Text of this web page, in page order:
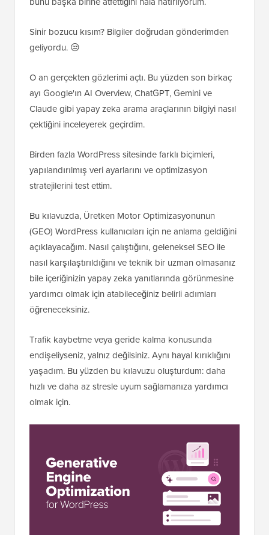
Sinir bozucu kısım? Bilgiler doğrudan gönderimden
geliyordu. 😒
O an gerçekten gözlerimi açtı. Bu yüzden son birkaç
ayı Google'ın AI Overview, ChatGPT, Gemini ve
Claude gibi yapay zeka arama araçlarının bilgiyi nasıl
çektiğini inceleyerek geçirdim.
Birden fazla WordPress sitesinde farklı biçimleri,
yapılandırılmış veri ayarlarını ve optimizasyon
stratejilerini test ettim.
Bu kılavuzda, Üretken Motor Optimizasyonunun
(GEO) WordPress kullanıcıları için ne anlama geldiğini
açıklayacağım. Nasıl çalıştığını, geleneksel SEO ile
nasıl karşılaştırıldığını ve teknik bir uzman olmasanız
bile içeriğinizin yapay zeka yanıtlarında görünmesine
yardımcı olmak için atabileceğiniz belirli adımları
öğreneceksiniz.
Trafik kaybetme veya geride kalma konusunda
endişeliyseniz, yalnız değilsiniz. Aynı hayal kırıklığını
yaşadım. Bu yüzden bu kılavuzu oluşturdum: daha
hızlı ve daha az stresle uyum sağlamanıza yardımcı
olmak için.